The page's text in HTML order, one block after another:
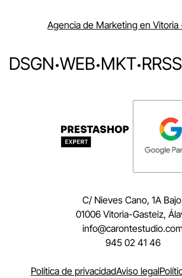
Agencia de Marketing en Vitoria
DSGN·WEB·MKT·RRSS
C/ Nieves Cano, 1A
01006 Vitoria-Gasteiz,
945 02 41 46
Política de privacidadAviso legal